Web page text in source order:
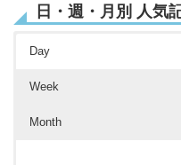
日・週・月別 人気
Day
Week
Month